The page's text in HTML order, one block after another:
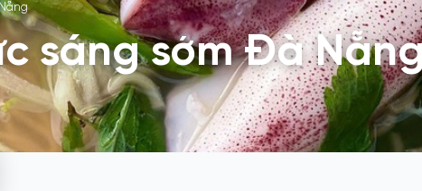
sáng sớm Đà